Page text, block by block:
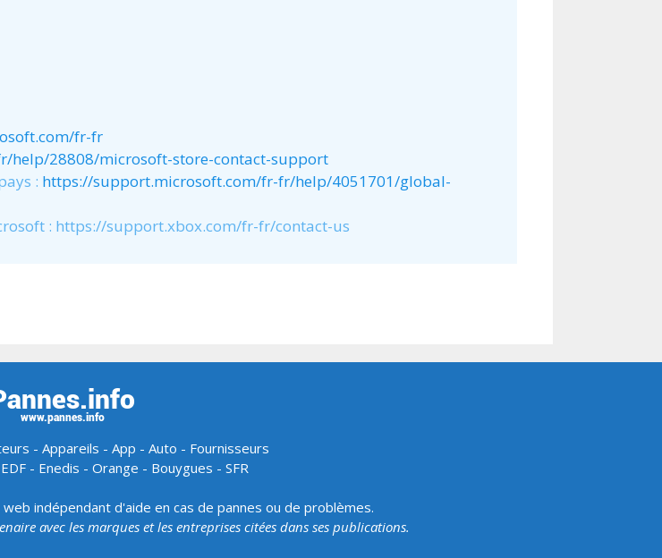
fr-fr
help/28808/microsoft-store-contact-support
: https://support.microsoft.com/fr-fr/help/4051701/global-
: https://support.xbox.com/fr-fr/contact-us
- Appareils - App - Auto - Fournisseurs
EDF- Enedis - Orange - Bouygues - SFR
indépendant d'aide en cas de pannes ou de problèmes.
avec les marques et les entreprises citées dans ses publications.